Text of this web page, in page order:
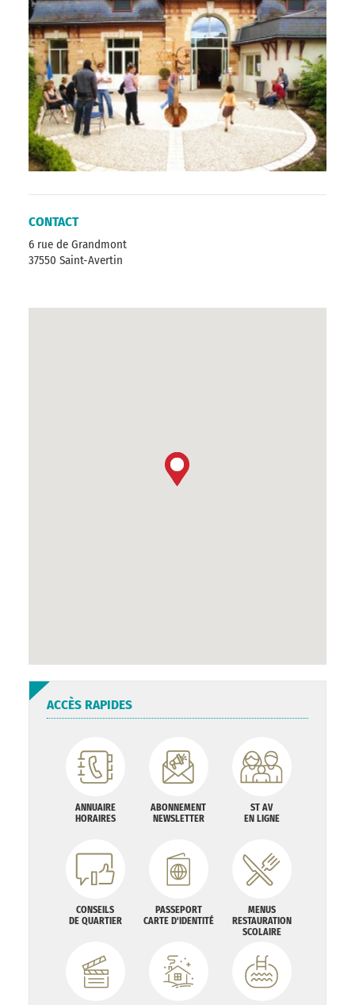
CONTACT
6 rue de Grandmont
37550 Saint-Avertin
ACCÈS RAPIDES
ANNUAIRE
HORAIRES
ABONNEMENT
NEWSLETTER
ST AV
EN LIGNE
CONSEILS
DE QUARTIER
PASSEPORT
CARTE D'IDENTITÉ
MENUS
RESTAURATION
SCOLAIRE